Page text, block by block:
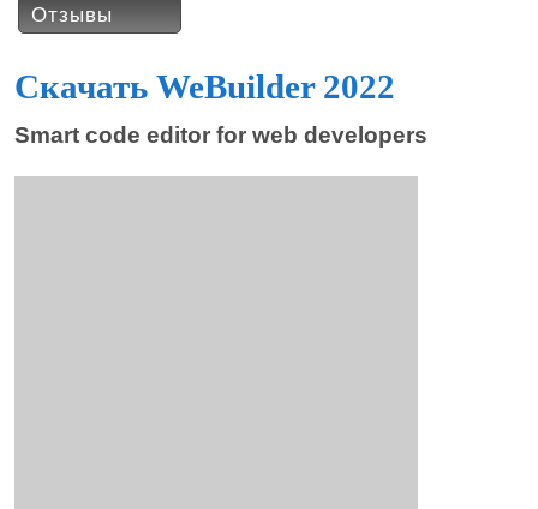
Отзывы
Скачать WeBuilder 2022
Smart code editor for web developers